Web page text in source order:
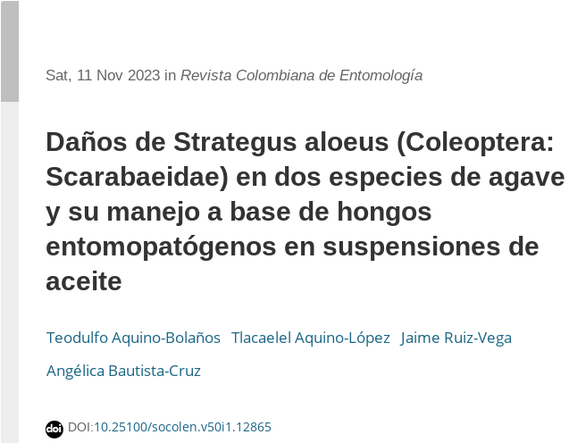
Sat, 11 Nov 2023 in Revista Colombiana de Entomología
Daños de Strategus aloeus (Coleoptera:
Scarabaeidae) en dos especies de agave
y su manejo a base de hongos
entomopatógenos en suspensiones de
aceite
Teodulfo Aquino-Bolaños Tlacaelel Aquino-López Jaime Ruiz-Vega
Angélica Bautista-Cruz
DOI:10.25100/socolen.v50i1.12865